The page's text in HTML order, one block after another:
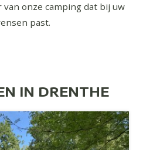
onze camping dat bij uw
past.
IN DRENTHE